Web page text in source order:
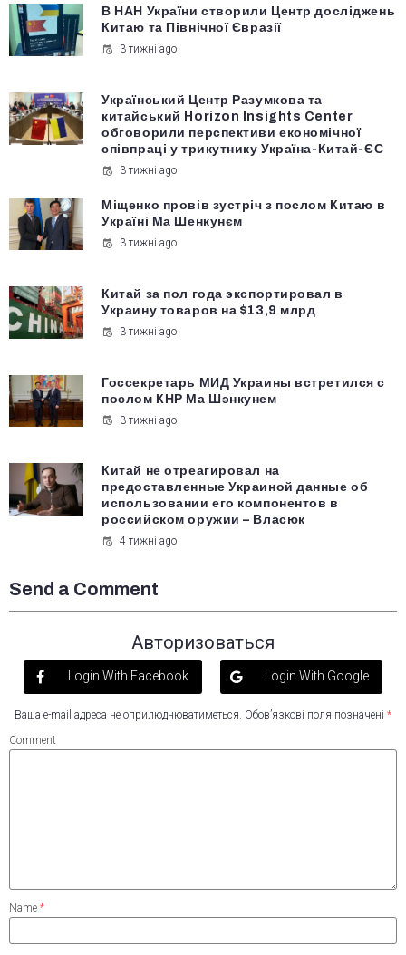
В НАН України створили Центр досліджень
Китаю та Північної Євразії
3 тижні ago
Український Центр Разумкова та
китайський Horizon Insights Center
обговорили перспективи економічної
співпраці у трикутнику Україна-Китай-ЄС
3 тижні ago
Міщенко провів зустріч з послом Китаю в
Україні Ма Шенкунєм
3 тижні ago
Китай за пол года экспортировал в
Украину товаров на $13,9 млрд
3 тижні ago
Госсекретарь МИД Украины встретился с
послом КНР Ма Шэнкунем
3 тижні ago
Китай не отреагировал на
предоставленные Украиной данные об
использовании его компонентов в
российском оружии – Власюк
4 тижні ago
Send a Comment
Авторизоваться
Login With Facebook Login With Google
Ваша e-mail адреса не оприлюднюватиметься. Обов’язкові поля позначені *
Comment
Name *